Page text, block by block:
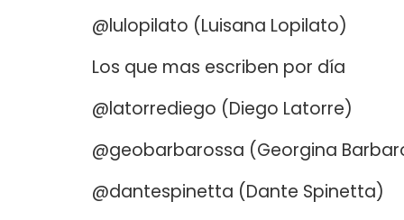
@lulopilato (Luisana Lopilato)
Los que mas escriben por día
@latorrediego (Diego Latorre)
@geobarbarossa (Georgina
@dantespinetta (Dante Spinetta)